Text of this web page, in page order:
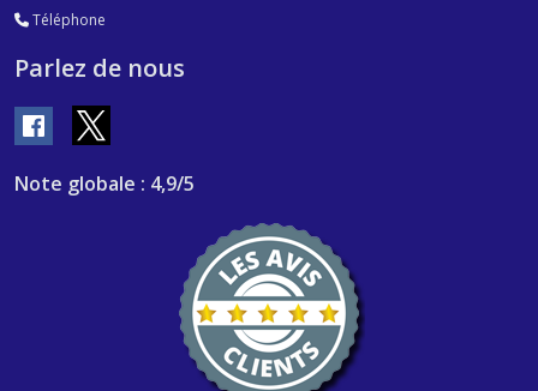
Téléphone
Parlez de nous
Note globale : 4,9/5